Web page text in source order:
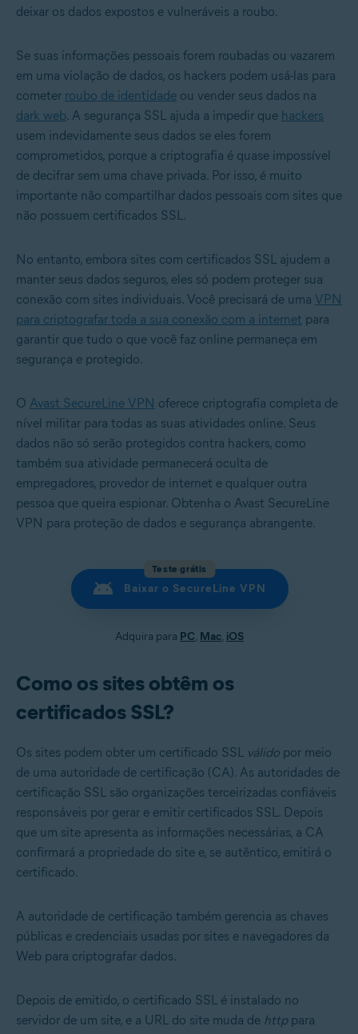
deixar os dados expostos e vulneráveis a roubo.
Se suas informações pessoais forem roubadas ou vazarem
em uma violação de dados, os hackers podem usá-las para
cometer roubo de identidade ou vender seus dados na
dark web. A segurança SSL ajuda a impedir que hackers
usem indevidamente seus dados se eles forem
comprometidos, porque a criptografia é quase impossível
de decifrar sem uma chave privada. Por isso, é muito
importante não compartilhar dados pessoais com sites que
não possuem certificados SSL.
No entanto, embora sites com certificados SSL ajudem a
manter seus dados seguros, eles só podem proteger sua
conexão com sites individuais. Você precisará de uma VPN
para criptografar toda a sua conexão com a internet para
garantir que tudo o que você faz online permaneça em
segurança e protegido.
O Avast SecureLine VPN oferece criptografia completa de
nível militar para todas as suas atividades online. Seus
dados não só serão protegidos contra hackers, como
também sua atividade permanecerá oculta de
empregadores, provedor de internet e qualquer outra
pessoa que queira espionar. Obtenha o Avast SecureLine
VPN para proteção de dados e segurança abrangente.
Teste grátis
Baixar o SecureLine VPN
Adquira para PC, Mac, iOS
Como os sites obtêm os
certificados SSL?
Os sites podem obter um certificado SSL válido por meio
de uma autoridade de certificação (CA). As autoridades de
certificação SSL são organizações terceirizadas confiáveis
responsáveis por gerar e emitir certificados SSL. Depois
que um site apresenta as informações necessárias, a CA
confirmará a propriedade do site e, se autêntico, emitirá o
certificado.
A autoridade de certificação também gerencia as chaves
públicas e credenciais usadas por sites e navegadores da
Web para criptografar dados.
Depois de emitido, o certificado SSL é instalado no
servidor de um site, e a URL do site muda de httppara